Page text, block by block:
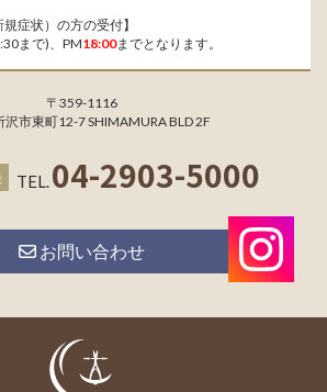
症状）の方の受付】
まで)、PM18:00までとなります。
〒359-1116
沢市東町12-7 SHIMAMURA BLD 2F
TEL.04-2903-5000
お問い合わせ